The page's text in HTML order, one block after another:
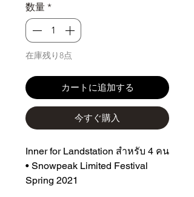
数量 *
在庫残り8点
カートに追加する
今すぐ購入
Inner for Landstation สำหรับ 4 คน
• Snowpeak Limited Festival
Spring 2021